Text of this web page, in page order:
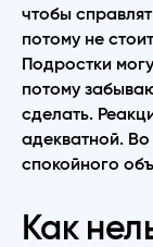
чтобы
потому не
Подростки
потому
сделать.
адекватной. Во
спокойного
Как